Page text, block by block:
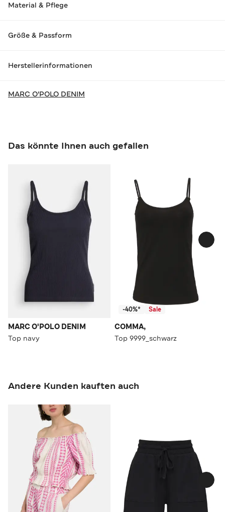
Material & Pflege
Größe & Passform
Herstellerinformationen
MARC O'POLO DENIM
Das könnte Ihnen auch gefallen
MARC O'POLO DENIM
Top navy
-40%* Sale
COMMA,
Top 9999_schwarz
Andere Kunden kauften auch